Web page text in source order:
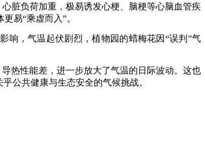
脏负荷加重，极易诱发心梗、脑梗等心脑血管疾
易“乘虚而入”。
响，气温起伏剧烈，植物园的蜡梅花因“误判”气
热性能差，进一步放大了气温的日际波动。这也
公共健康与生态安全的气候挑战。